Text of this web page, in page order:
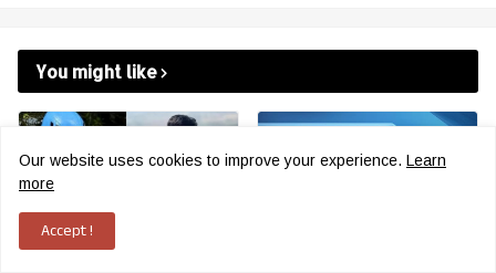
You might like
Our website uses cookies to improve your experience. Learn
more
Accept !